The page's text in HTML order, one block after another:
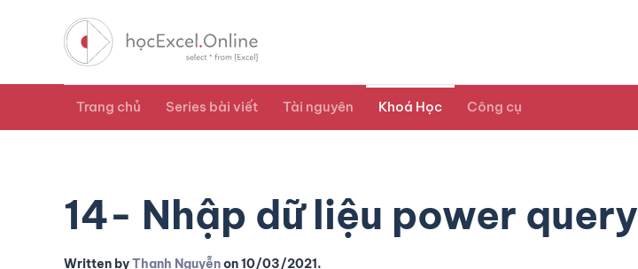
Trang chủ Series bài viết Tài nguyên Khoá Học Công cụ
14- Nhập dữ liệu power query
Written byThanh Nguyễnon10/03/2021.